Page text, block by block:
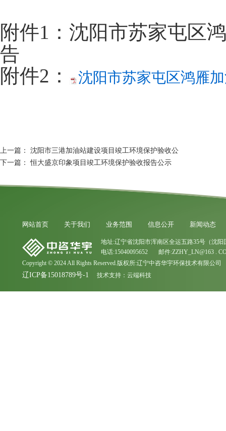
附件1：沈阳市苏家屯区
告
附件2：
沈阳市苏家屯区鸿雁
上一篇： 沈阳市三港加油站建设项目竣工环境保护验收公
下一篇：恒大盛京印象项目竣工环境保护验收报告公示
网站首页 关于我们 业务范围 信息公开 新闻动态
地址:辽宁省沈阳市浑南区全运五路35号（沈阳
电话:15040095652 邮件:ZZHY_LN@163 .
Copyright © 2024 All Rights Reserved.版权所:辽宁中咨华宇环保技术有限公司
辽ICP备15018789号-1 技术支持： 云端科技